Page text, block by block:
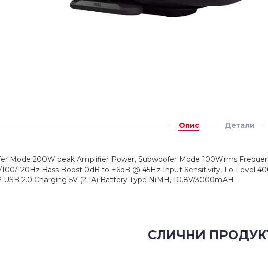
Опис Детали
Mode 200W peak Amplifier Power, Subwoofer Mode 100Wrms
120Hz Bass Boost 0dB to +6dB @ 45Hz Input Sensitivity, Lo-Level
USB 2.0 Charging 5V (2.1A) Battery Type NiMH, 10.8V/3000mAH
СЛИЧНИ